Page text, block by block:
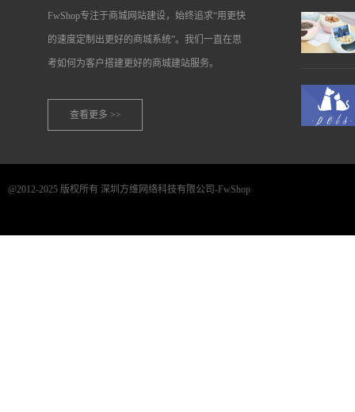
FwShop专注于商城网站建设，始终追求“用更快
的速度定制出更好的商城系统”。我们一直在思
考如何为客户搭建更好的商城建站服务。
查看更多 >>
@2012-2025 版权所有 深圳方维网络科技有限公司-FwShop